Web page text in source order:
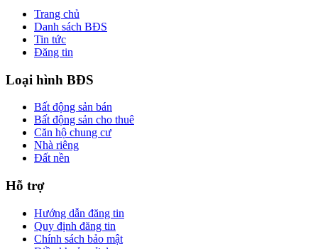
Trang chủ
Danh sách BĐS
Tin tức
Đăng tin
Loại hình BĐS
Bất động sản bán
Bất động sản cho thuê
Căn hộ chung cư
Nhà riêng
Đất nền
Hỗ trợ
Hướng dẫn đăng tin
Quy định đăng tin
Chính sách bảo mật